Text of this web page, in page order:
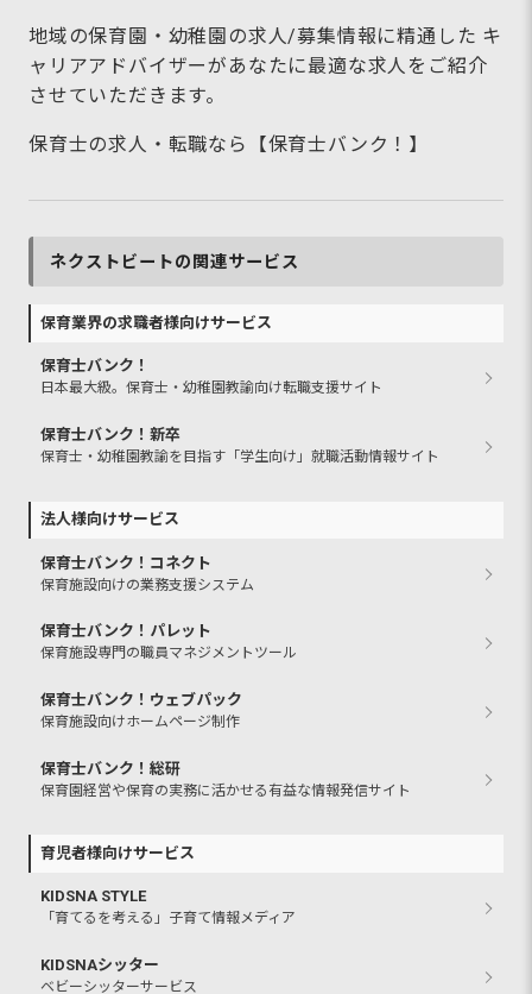
地域の保育園・幼稚園の求人/募集情報に精通した キ
ャリアアドバイザーがあなたに最適な求人をご紹介
させていただきます。
保育士の求人・転職なら【保育士バンク！】
ネクストビートの関連サービス
保育業界の求職者様向けサービス
保育士バンク！
日本最大級。保育士・幼稚園教諭向け転職支援サイト
保育士バンク！新卒
保育士・幼稚園教諭を目指す「学生向け」就職活動情報サイト
法人様向けサービス
保育士バンク！コネクト
保育施設向けの業務支援システム
保育士バンク！パレット
保育施設専門の職員マネジメントツール
保育士バンク！ウェブパック
保育施設向けホームページ制作
保育士バンク！総研
保育園経営や保育の実務に活かせる有益な情報発信サイト
育児者様向けサービス
KIDSNA STYLE
「育てるを考える」子育て情報メディア
KIDSNAシッター
ベビーシッターサービス